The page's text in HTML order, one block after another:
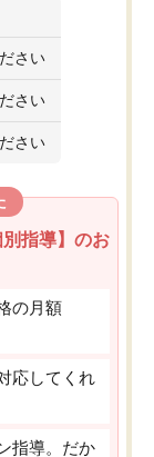
さい
さい
さい
指導】のお
の月額
応してくれ
指導。だか